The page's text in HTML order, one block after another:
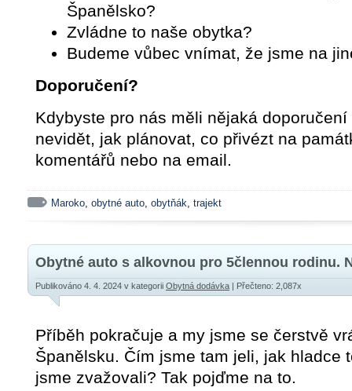
Španělsko?
Zvládne to naše obytka?
Budeme vůbec vnímat, že jsme na
Doporučení?
Kdybyste pro nás měli nějaká
nevidět, jak plánovat, co přivézt na
komentářů nebo na email.
Maroko obytné auto obytňák trajekt
Obytné auto s alkovnou pro 5člennou rodinu.
Publikováno 4. 4. 2024 v kategorii Obytná dodávka | Přečteno: 2,087x
Příběh pokračuje a my jsme se čerstvě
Španělsku. Čím jsme tam jeli, jak hladce
jsme zvažovali? Tak pojďme na to.